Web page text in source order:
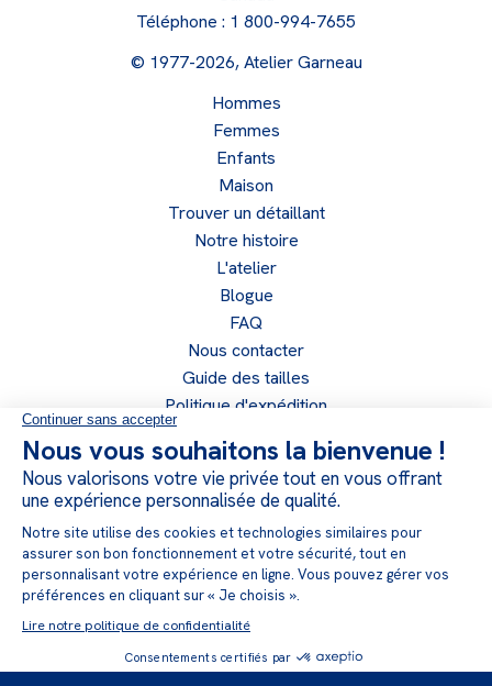
Téléphone : 1 800-994-7655
© 1977-2026, Atelier Garneau
Hommes
Femmes
Enfants
Maison
Trouver un détaillant
Notre histoire
L'atelier
Blogue
FAQ
Nous contacter
Guide des tailles
Politique d'expédition
Politique de retour
Politique de confidentialité
Devenir un détaillant
Accès détaillant
Suivez-nous